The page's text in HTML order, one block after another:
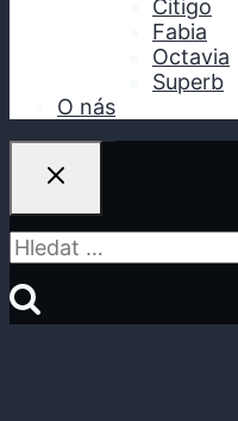
Citigo
Fabia
Octavia
Superb
O nás
Vyhledávání